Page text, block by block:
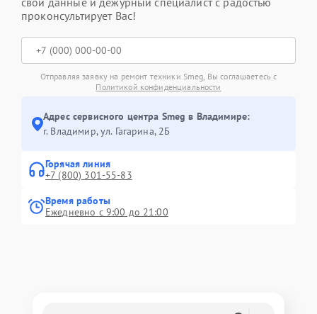
проконсультирует Вас!
Отправляя заявку на ремонт техники Smeg, Вы соглашаетесь с
Политикой конфиденциальности
Адрес сервисного центра Smeg в Владимире:
г. Владимир, ул. Гагарина, 2Б
Горячая линия
+7 (800) 301-55-83
Время работы
Ежедневно с 9:00 до 21:00